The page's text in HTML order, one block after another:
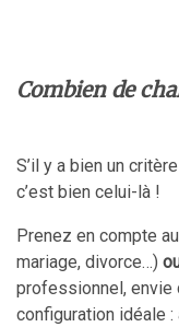
Combien de
S’il y a bien un
c’est bien celui-là !
Prenez en compte
mariage, divorce…)
professionnel, envie
configuration idéale